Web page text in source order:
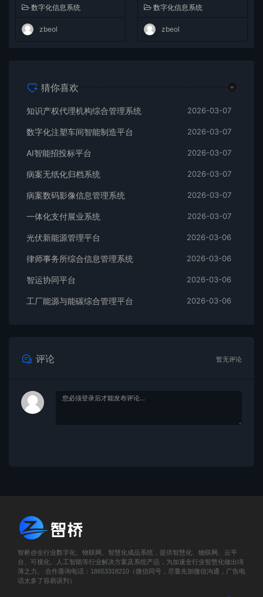
数字化信息系统
zbeol
数字化信息系统
zbeol
猜你喜欢
知识产权代理机构综合管理系统 2026-03-07
数字化注塑车间智能制造平台 2026-03-07
AI智能招投标平台 2026-03-07
病案无纸化归档系统 2026-03-07
病案数码影像信息管理系统 2026-03-07
一体化支付展业系统 2026-03-07
光伏新能源管理平台 2026-03-06
律师事务所综合信息管理系统 2026-03-06
智运协同平台 2026-03-06
工厂能源与能碳综合管理平台 2026-03-06
评论 暂无评论
智桥@全行业数字化、物联网、智慧化成品系统，提供智慧化、物联网、云平
台、可视化、人工智能等行业解决方案及系统产品，为加速全行业智慧化做出绵
薄之力。 合作垂询电话：18653318210（微信同号，尽量先加微信沟通，广告电
话太多了容易误判）